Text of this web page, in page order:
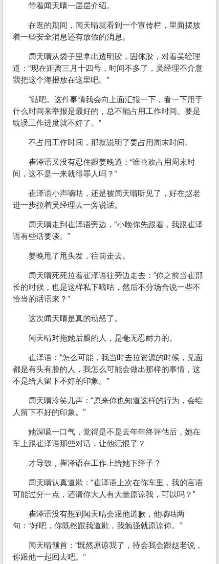
带着闻天晴一层层介绍。
在逛的期间，闻天晴就看到一个宣传栏，里面摆放
着一些安全消息还有放假的消息。
闻天晴从袋子里拿出透明胶，固体胶，对着吴经理
道：“现在距离三月十四号，时间不多了，吴经理不介意
我把这个海报放在这里吧。”
“贴吧。这件事情我会向上面汇报一下，看一下用于
什么时间来举报是最好的，总不能占用工作时间。要是
耽误工作进度就不好了。”
不占用工作时间，那就说明了要占用周末时间。
崔泽语又没有忍住跟姜晚道：“谁喜欢占用周末时
间，这不是一来就得罪人吗？”
崔泽语小声嘀咕，还是被闻天晴听见了，好在赵老
进一步拉着吴经理去一旁说话。
闻天晴走到崔泽语旁边，“小晚你先跟着，我跟崔泽
语有些话要谈。”
姜晚甩了甩头发，往前走去。
闻天晴死死拉着崔泽语往旁边走去：“你之前当崔部
长的时候，也是这样私下嘀咕，然后不分场合说一些不
恰当的话语来？”
这次闻天晴是真的动怒了。
闻天晴对拖她后腿的人，是毫无忍耐力的。
崔泽语：“怎么可能，我当时去拉资源的时候，见面
都是有头有脸的人，我怎么可能会做出那样的事情，这
不是给人留下不好的印象。”
闻天晴冷笑几声：“原来你也知道这样的行为，会给
人留下不好的印象。”
她深吸一口气，觉得是不是去年年终评估后，她在
车上跟崔泽语那些对话，让他记恨了？
才导致，崔泽语在工作上给她下绊子？
闻天晴认真道歉：“崔泽语上次在你车里，我的言语
可能过分一点，还请你大人有大量原谅我，可以吗？”
崔泽语没有想到闻天晴会跟他道歉，他嘀咕两
句：“好吧，你既然跟我道歉，我勉强就原谅你。”
闻天晴颔首：“既然原谅我了，待会我会跟赵老说，
你跟他一起回去吧。”